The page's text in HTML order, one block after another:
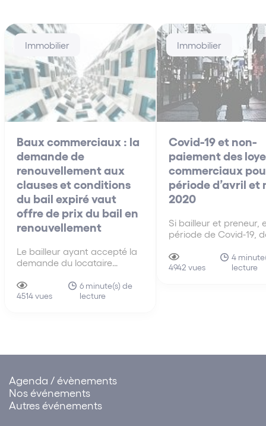
Immobilier
Baux commerciaux : la
demande de
renouvellement aux
clauses et conditions
du bail expiré vaut
offre de prix du bail en
renouvellement
Le bailleur ayant accepté la
demande du locataire
aux clauses et conditions du
précédent bail, la demande
4514 vues
6 minute(s) de
lecture
Immobilier
Covid-19 et non-
paiement des
commerciaux
période d’avril et
2020
Si bailleur et preneur,
période de Covid-19,
sur la nécessité
les modalités
4942 vues
4
lecture
Agenda / évènements
Nos événements
Autres événements